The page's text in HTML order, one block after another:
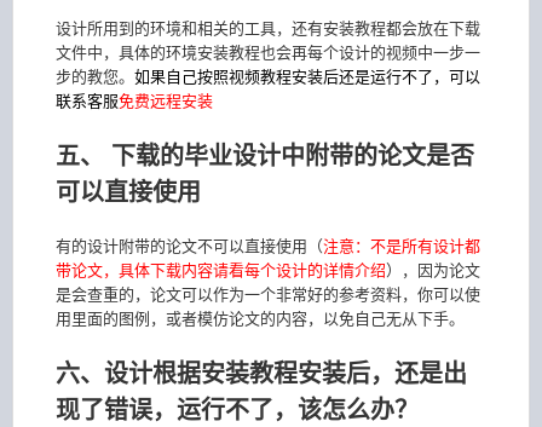
设计所用到的环境和相关的工具，还有安装教程都会放在下载
文件中，具体的环境安装教程也会再每个设计的视频中一步一
步的教您。 如果自己按照视频教程安装后还是运行不了，可以
联系客服免费远程安装
五、 下载的毕业设计中附带的论文是否
可以直接使用
有的设计附带的论文不可以直接使用（注意：不是所有设计都
带论文，具体下载内容请看每个设计的详情介绍），因为论文
是会查重的，论文可以作为一个非常好的参考资料，你可以使
用里面的图例，或者模仿论文的内容，以免自己无从下手。
六、设计根据安装教程安装后，还是出
现了错误，运行不了，该怎么办？